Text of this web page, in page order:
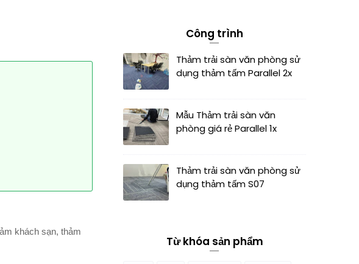
khách sạn, thảm
Công trình
Thảm trải sàn văn phòng sử
dụng thảm tấm Parallel 2x
Mẫu Thảm trải sàn văn
phòng giá rẻ Parallel 1x
Thảm trải sàn văn phòng sử
dụng thảm tấm S07
Từ khóa sản phẩm